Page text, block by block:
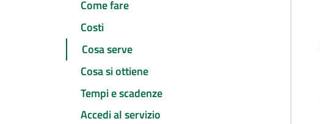
Come fare
Costi
Cosa serve
Cosa si ottiene
Tempi e scadenze
Accedi al servizio